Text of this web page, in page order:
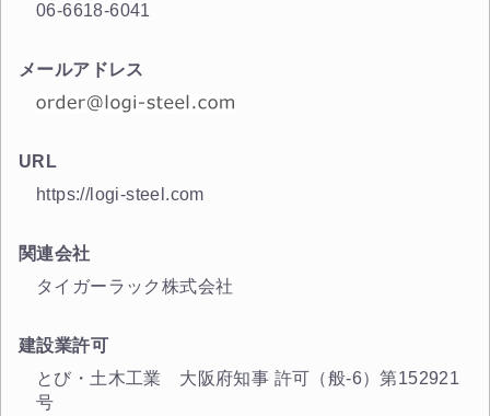
06-6618-6041
メールアドレス
URL
https://logi-steel.com
関連会社
タイガーラック株式会社
建設業許可
とび・土木工業 大阪府知事 許可（般-6）第152921
号